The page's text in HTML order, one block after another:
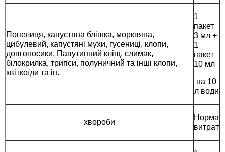
Попелиця, капустяна блішка, морквяна,
цибулевий, капустяні мухи, гусениці, клопи,
довгоносики. Павутинний кліщ, слимак,
білокрилка, трипси, полуничний та інші клопи,
квіткоїди та ін.
1
пакет
3 мл +
1
пакет
10 мл
на 10
л води
хвороби
Норма
витрат